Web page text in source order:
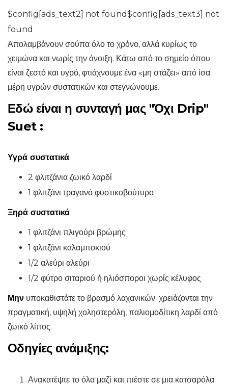
$config[ads_text2] not found$config[ads_text3] not
found
Απολαμβάνουν σούπα όλο το χρόνο, αλλά κυρίως το
χειμώνα και νωρίς την άνοιξη. Κάτω από το σημείο όπου
είναι ζεστό και υγρό, φτιάχνουμε ένα «μη στάζει» από ίσα
μέρη υγρών συστατικών και στεγνώνουμε.
Εδώ είναι η συνταγή μας "Όχι Drip"
Suet:
Υγρά συστατικά
2 φλιτζάνια ζωικό λαρδί
1 φλιτζάνι τραγανό φυστικοβούτυρο
Ξηρά συστατικά
1 φλιτζάνι πλιγούρι βρώμης
1 φλιτζάνι καλαμποκιού
1/2 αλεύρι αλεύρι
1/2 φύτρο σιταριού ή ηλιόσποροι χωρίς κέλυφος
Μην υποκαθιστάτε το βρασμό λαχανικών. χρειάζονται την
πραγματική, υψηλή χοληστερόλη, παλιομοδίτικη λαρδί από
ζωικό λίπος.
Οδηγίες ανάμιξης:
Ανακατέψτε το όλα μαζί και πιέστε σε μια κατσαρόλα